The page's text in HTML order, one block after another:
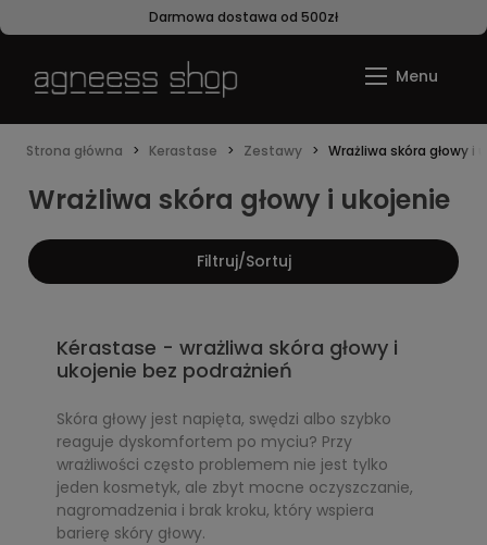
Darmowa dostawa od 500zł
Strona główna Kerastase Zestawy Wrażliwa skóra głowy i
Wrażliwa skóra głowy i ukojenie
Filtruj/Sortuj
Kérastase - wrażliwa skóra głowy i
ukojenie bez podrażnień
Skóra głowy jest napięta, swędzi albo szybko
reaguje dyskomfortem po myciu? Przy
wrażliwości często problemem nie jest tylko
jeden kosmetyk, ale zbyt mocne oczyszczanie,
nagromadzenia i brak kroku, który wspiera
barierę skóry głowy.